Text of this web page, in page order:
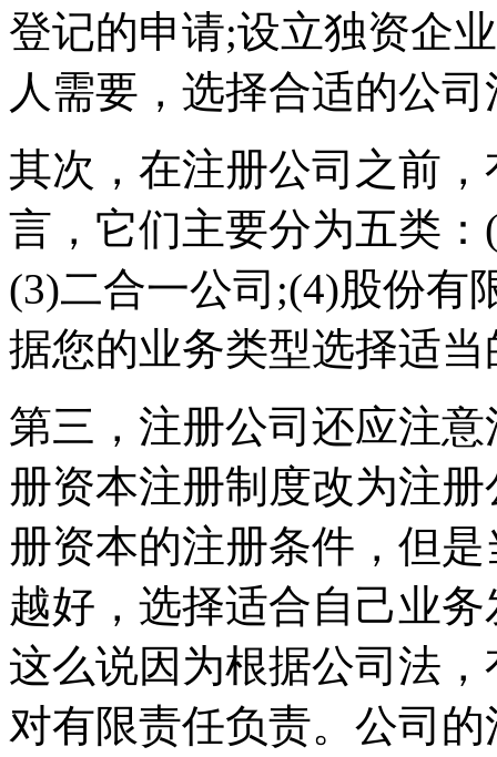
登记的申请;设立独资企
人需要，选择合适的公
其次，在注册公司之前
言，它们主要分为五类
(3)二合一公司;(4)股份有
据您的业务类型选择适
第三，注册公司还应注
册资本注册制度改为注
册资本的注册条件，但
越好，选择适合自己业
这么说因为根据公司法
对有限责任负责。公司